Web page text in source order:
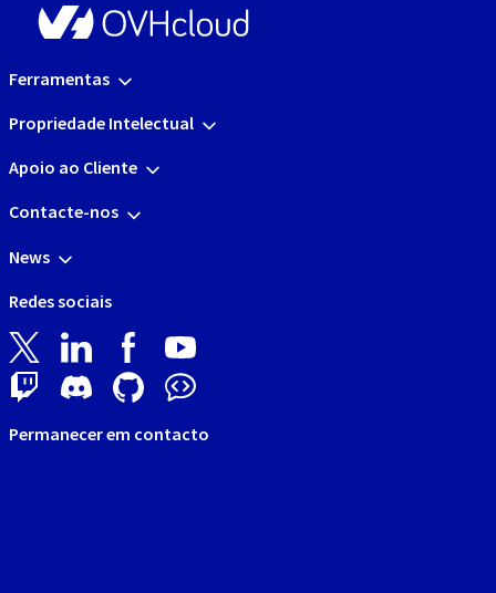
Ferramentas
Propriedade Intelectual
Apoio ao Cliente
Contacte-nos
News
Redes sociais
Permanecer em contacto